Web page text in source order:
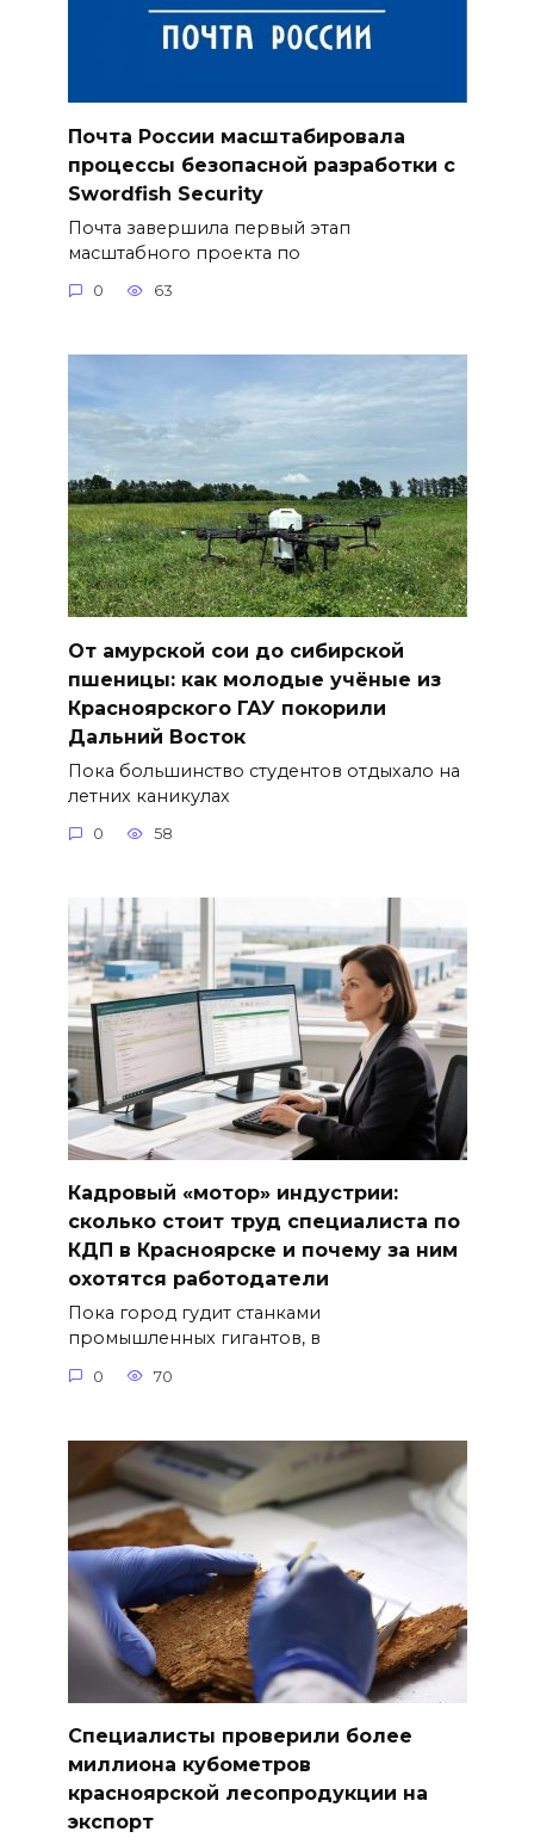
Почта России масштабировала
процессы безопасной разработки с
Swordfish Security
Почта завершила первый этап
масштабного проекта по
0 63
От амурской сои до сибирской
пшеницы: как молодые учёные из
Красноярского ГАУ покорили
Дальний Восток
Пока большинство студентов отдыхало на
летних каникулах
0 58
Кадровый «мотор» индустрии:
сколько стоит труд специалиста по
КДП в Красноярске и почему за ним
охотятся работодатели
Пока город гудит станками
промышленных гигантов, в
0 70
Специалисты проверили более
миллиона кубометров
красноярской лесопродукции на
экспорт